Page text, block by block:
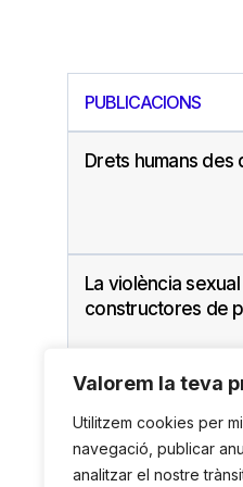
Valorem la teva
Utilitzem cookies per
navegació, publicar
analitzar el nostre
PUBLICACIONS
Drets humans
La violència
constructores de